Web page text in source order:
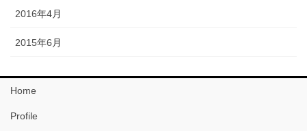
2016年4月
2015年6月
Home
Profile